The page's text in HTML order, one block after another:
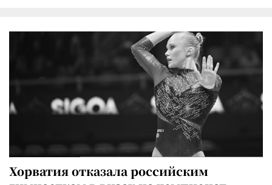
Хорватия отказала российским